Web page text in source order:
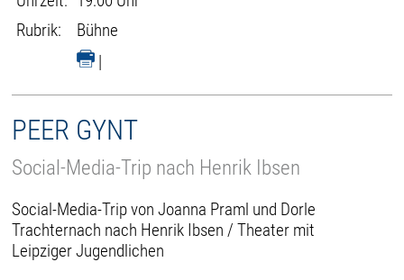
Rubrik:
Bühne
|
PEER GYNT
Social-Media-Trip nach Henrik Ibsen
Social-Media-Trip von Joanna Praml und Dorle
Trachternach nach Henrik Ibsen / Theater mit
Leipziger Jugendlichen